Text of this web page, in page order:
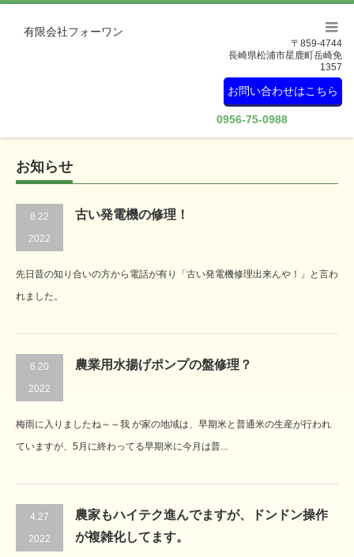
〒859-4744
長崎県松浦市星鹿町岳崎免
1357
お問い合わせはこちら
0956-75-0988
有限会社フォーワン
お知らせ
8.22
2022
古い発電機の修理！
先日昔の知り合いの方から電話が有り「古い発電機修理出来んや！」と言わ
れました。
6.20
2022
農業用水揚げポンプの盤修理？
梅雨に入りましたね～～我 が家の地域は、早期米と普通米の生産が行われ
ていますが、5月に終わってる早期米に今月は普...
4.27
2022
農家もハイテク進んでますが、ドンドン操作
が複雑化してます。